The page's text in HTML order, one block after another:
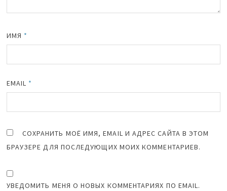
ИМЯ *
EMAIL *
СОХРАНИТЬ МОЁ ИМЯ, EMAIL И АДРЕС САЙТА В ЭТОМ
БРАУЗЕРЕ ДЛЯ ПОСЛЕДУЮЩИХ МОИХ КОММЕНТАРИЕВ.
УВЕДОМИТЬ МЕНЯ О НОВЫХ КОММЕНТАРИЯХ ПО EMAIL.